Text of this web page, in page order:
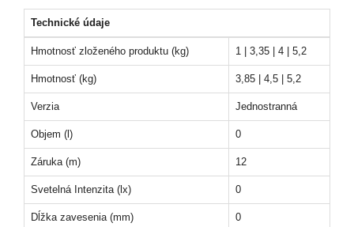
Technické údaje
Hmotnosť zloženého produktu (kg) 1 | 3,35 | 4 | 5,2
Hmotnosť (kg) 3,85 | 4,5 | 5,2
Verzia Jednostranná
Objem (l) 0
Záruka (m) 12
Svetelná Intenzita (lx) 0
Dĺžka zavesenia (mm) 0